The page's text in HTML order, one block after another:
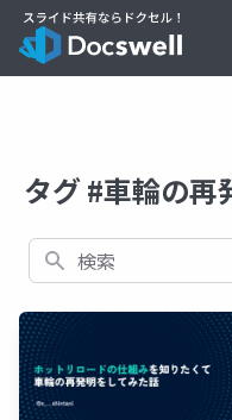
タグ #車輪の再
検索